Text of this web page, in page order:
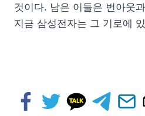
것이다. 남은 이들은 번아웃
지금 삼성전자는 그 기로에